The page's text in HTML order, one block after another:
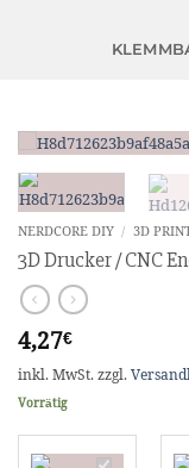
NERDCORE DIY / 3D
3D Drucker / CNC
4,27€
inkl. MwSt. zzgl.
Vorrätig